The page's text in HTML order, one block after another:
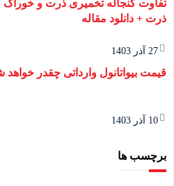
تفاوت کنجاله تخمیری ذرت و خوراک
ذرت + دانلود مقاله
27 آذر 1403
قیمت بیواتانول وارداتی چقدر خواهد
10 آذر 1403
برچسب ها